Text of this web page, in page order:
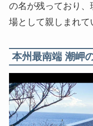
の名が残っており
場として親しまれて
本州最南端 潮岬